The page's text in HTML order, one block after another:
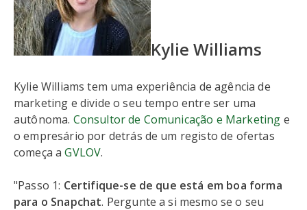
Kylie Williams
Kylie Williams tem uma experiência de agência de
marketing e divide o seu tempo entre ser uma
autônoma. Consultor de Comunicação e Marketing e
o empresário por detrás de um registo de ofertas
começa aGVLOV.
"Passo 1: Certifique-se de que está em boa forma
para o Snapchat. Pergunte a si mesmo se o seu